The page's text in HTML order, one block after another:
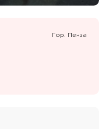
Гор. Пенза